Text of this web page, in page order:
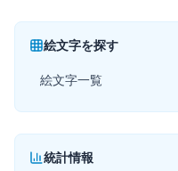
絵文字を探す
絵文字一覧
統計情報